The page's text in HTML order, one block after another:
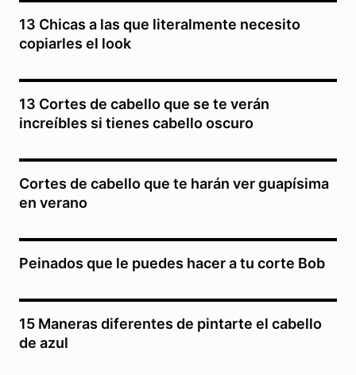
13 Chicas a las que literalmente necesito
copiarles el look
13 Cortes de cabello que se te verán
increíbles si tienes cabello oscuro
Cortes de cabello que te harán ver guapísima
en verano
Peinados que le puedes hacer a tu corte Bob
15 Maneras diferentes de pintarte el cabello
de azul